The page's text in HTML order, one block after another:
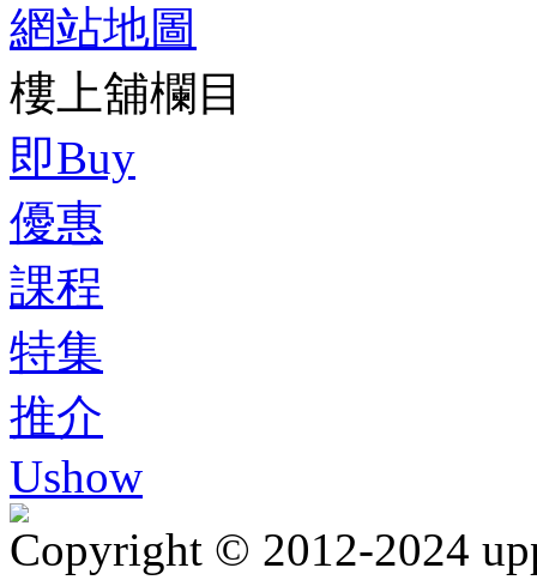
網站地圖
樓上舖欄目
即Buy
優惠
課程
特集
推介
Ushow
Copyright © 2012-2024